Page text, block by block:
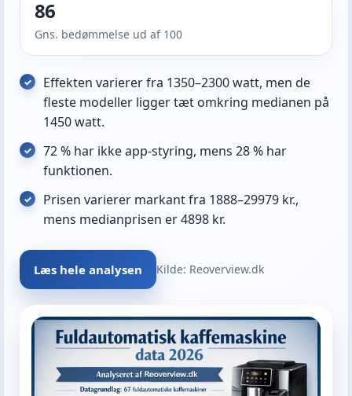
86
Gns. bedømmelse ud af 100
Effekten varierer fra 1350–2300 watt, men de
fleste modeller ligger tæt omkring medianen på
1450 watt.
72 % har ikke app-styring, mens 28 % har
funktionen.
Prisen varierer markant fra 1888–29979 kr.,
mens medianprisen er 4898 kr.
Læs hele analysen Kilde: Reoverview.dk